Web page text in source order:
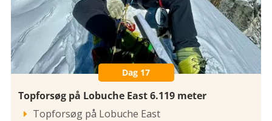
Dag 17
Topforsøg på Lobuche East 6.119 meter
 Topforsøg på Lobuche East